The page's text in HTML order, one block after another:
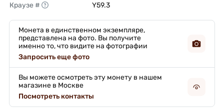
Краузе #
Y59.3
Монета в единственном экземпляре,
представлена на фото. Вы получите
именно то, что видите на фотографии
Запросить еще фото
Вы можете осмотреть эту монету в нашем
магазине в Москве
Посмотреть контакты